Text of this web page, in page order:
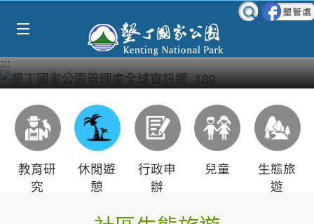
:::
教育研
究
休閒遊
憩
行政申
辦
兒童
生態旅
遊